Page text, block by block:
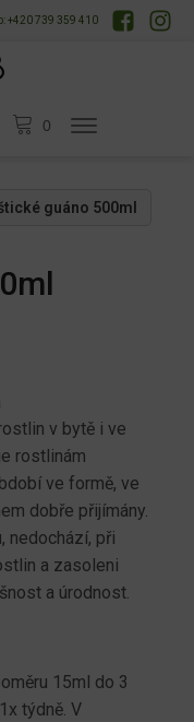
+420 739 359 410
guáno 500ml
v bytě i ve
rostlinám
ve formě, ve
dobře přijímány.
nedochází, při
a zasoleni
a úrodnost.
15ml do 3
týdně. V